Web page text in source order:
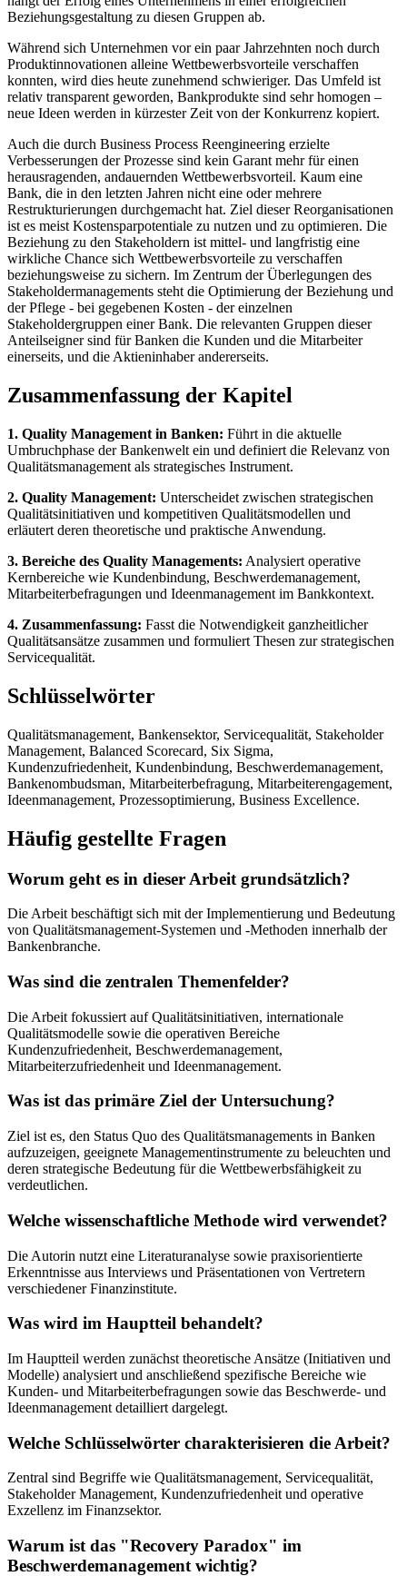
Beziehungsgestaltung zu diesen Gruppen ab.
Während sich Unternehmen vor ein paar Jahrzehnten noch durch
Produktinnovationen alleine Wettbewerbsvorteile verschaffen
konnten, wird dies heute zunehmend schwieriger. Das Umfeld ist
relativ transparent geworden, Bankprodukte sind sehr homogen –
neue Ideen werden in kürzester Zeit von der Konkurrenz kopiert.
Auch die durch Business Process Reengineering erzielte
Verbesserungen der Prozesse sind kein Garant mehr für einen
herausragenden, andauernden Wettbewerbsvorteil. Kaum eine
Bank, die in den letzten Jahren nicht eine oder mehrere
Restrukturierungen durchgemacht hat. Ziel dieser Reorganisationen
ist es meist Kostensparpotentiale zu nutzen und zu optimieren. Die
Beziehung zu den Stakeholdern ist mittel- und langfristig eine
wirkliche Chance sich Wettbewerbsvorteile zu verschaffen
beziehungsweise zu sichern. Im Zentrum der Überlegungen des
Stakeholdermanagements steht die Optimierung der Beziehung und
der Pflege - bei gegebenen Kosten - der einzelnen
Stakeholdergruppen einer Bank. Die relevanten Gruppen dieser
Anteilseigner sind für Banken die Kunden und die Mitarbeiter
einerseits, und die Aktieninhaber andererseits.
Zusammenfassung der Kapitel
1. Quality Management in Banken: Führt in die aktuelle
Umbruchphase der Bankenwelt ein und definiert die Relevanz von
Qualitätsmanagement als strategisches Instrument.
2. Quality Management: Unterscheidet zwischen strategischen
Qualitätsinitiativen und kompetitiven Qualitätsmodellen und
erläutert deren theoretische und praktische Anwendung.
3. Bereiche des Quality Managements: Analysiert operative
Kernbereiche wie Kundenbindung, Beschwerdemanagement,
Mitarbeiterbefragungen und Ideenmanagement im Bankkontext.
4. Zusammenfassung: Fasst die Notwendigkeit ganzheitlicher
Qualitätsansätze zusammen und formuliert Thesen zur strategischen
Servicequalität.
Schlüsselwörter
Qualitätsmanagement, Bankensektor, Servicequalität, Stakeholder
Management, Balanced Scorecard, Six Sigma,
Kundenzufriedenheit, Kundenbindung, Beschwerdemanagement,
Bankenombudsman, Mitarbeiterbefragung, Mitarbeiterengagement,
Ideenmanagement, Prozessoptimierung, Business Excellence.
Häufig gestellte Fragen
Worum geht es in dieser Arbeit grundsätzlich?
Die Arbeit beschäftigt sich mit der Implementierung und Bedeutung
von Qualitätsmanagement-Systemen und -Methoden innerhalb der
Bankenbranche.
Was sind die zentralen Themenfelder?
Die Arbeit fokussiert auf Qualitätsinitiativen, internationale
Qualitätsmodelle sowie die operativen Bereiche
Kundenzufriedenheit, Beschwerdemanagement,
Mitarbeiterzufriedenheit und Ideenmanagement.
Was ist das primäre Ziel der Untersuchung?
Ziel ist es, den Status Quo des Qualitätsmanagements in Banken
aufzuzeigen, geeignete Managementinstrumente zu beleuchten und
deren strategische Bedeutung für die Wettbewerbsfähigkeit zu
verdeutlichen.
Welche wissenschaftliche Methode wird verwendet?
Die Autorin nutzt eine Literaturanalyse sowie praxisorientierte
Erkenntnisse aus Interviews und Präsentationen von Vertretern
verschiedener Finanzinstitute.
Was wird im Hauptteil behandelt?
Im Hauptteil werden zunächst theoretische Ansätze (Initiativen und
Modelle) analysiert und anschließend spezifische Bereiche wie
Kunden- und Mitarbeiterbefragungen sowie das Beschwerde- und
Ideenmanagement detailliert dargelegt.
Welche Schlüsselwörter charakterisieren die Arbeit?
Zentral sind Begriffe wie Qualitätsmanagement, Servicequalität,
Stakeholder Management, Kundenzufriedenheit und operative
Exzellenz im Finanzsektor.
Warum ist das "Recovery Paradox" im
Beschwerdemanagement wichtig?